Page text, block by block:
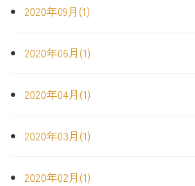
2020年09月(1)
2020年06月(1)
2020年04月(1)
2020年03月(1)
2020年02月(1)